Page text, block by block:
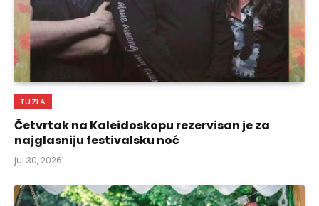
TUZLA
Četvrtak na Kaleidoskopu rezervisan je za
najglasniju festivalsku noć
jul 30, 2026